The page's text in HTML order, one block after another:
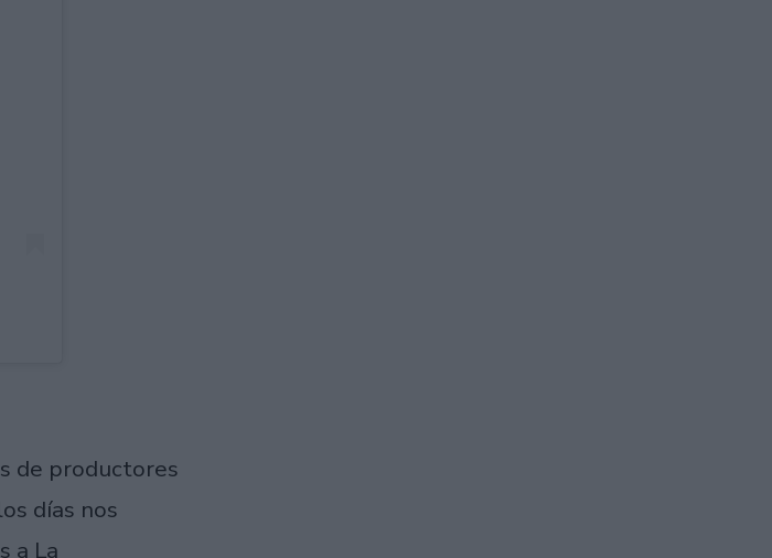
de productores
días nos
a La